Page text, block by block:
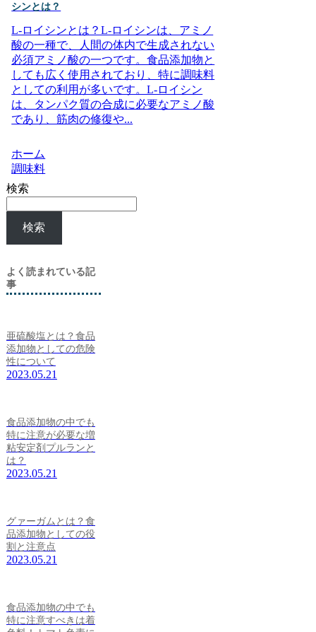
シンとは？
L-ロイシンとは？L-ロイシンは、アミノ
酸の一種で、人間の体内で生成されない
必須アミノ酸の一つです。食品添加物と
しても広く使用されており、特に調味料
としての利用が多いです。L-ロイシン
は、タンパク質の合成に必要なアミノ酸
であり、筋肉の修復や...
ホーム
調味料
検索
検索
よく読まれている記
事
亜硫酸塩とは？食品
添加物としての危険
性について
2023.05.21
食品添加物の中でも
特に注意が必要な増
粘安定剤プルランと
は？
2023.05.21
グァーガムとは？食
品添加物としての役
割と注意点
2023.05.21
食品添加物の中でも
特に注意すべきは着